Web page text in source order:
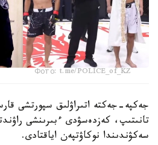
Фото: t.me/POLICE_of_KZ
جەكپە-جەكتە اتىراۋلىق سپورتشى
سەكۋندىندا نوكاۋتپەن اياقتادى.